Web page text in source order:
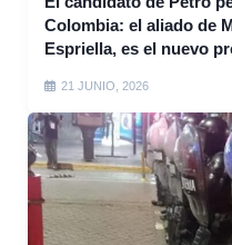
Colombia: el aliado de
Espriella, es el nuevo
21 JUNIO, 2026